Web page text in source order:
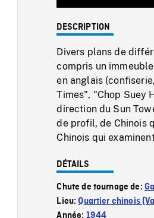
DESCRIPTION
Divers plans de
compris un
en anglais
Times", "Chop Suey
direction du Sun
de profil, de Chinois
Chinois qui
DÉTAILS
Chute de tournage de:
Lieu:Quartier chinois
Année: 1944